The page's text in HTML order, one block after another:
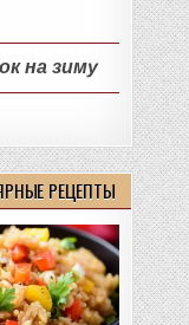
на зиму
РЕЦЕПТЫ